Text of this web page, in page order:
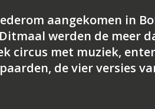
aangekomen in
werden de meer
circus met muziek,
de vier versies